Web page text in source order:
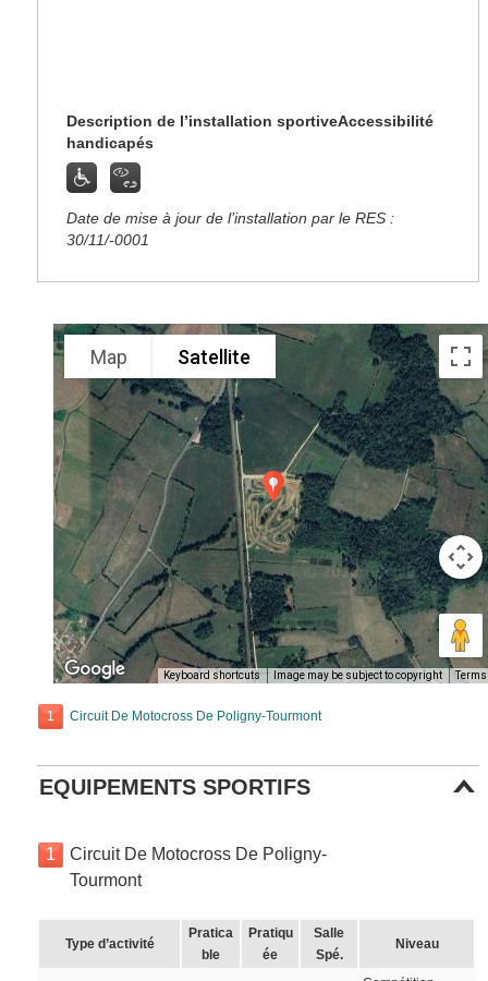
Description de l’installation sportiveAccessibilité
handicapés
Date de mise à jour de l’installation par le RES :
30/11/-0001
Map Satellite
Keyboard shortcuts Image may be subject to copyright Terms
1 Circuit De Motocross De Poligny-Tourmont
EQUIPEMENTS SPORTIFS
1
Circuit De Motocross De Poligny-
Tourmont
Type d’activité
Pratica
ble
Pratiqu
ée
Salle
Spé.
Niveau